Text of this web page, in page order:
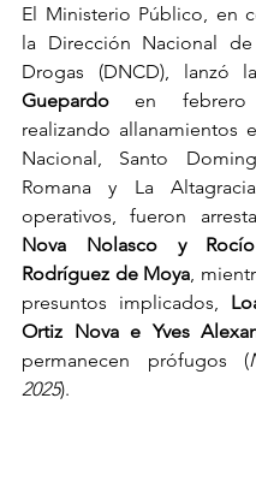
El Ministerio Público, en
la Dirección Nacional
Drogas (DNCD), lanzó
Guepardo en febrero
realizando allanamientos
Nacional, Santo
Romana y La
operativos, fueron
Nova Nolasco y
Rodríguez de Moya ,
presuntos implicados,
Ortiz Nova e Yves
permanecen prófugos (
2025).